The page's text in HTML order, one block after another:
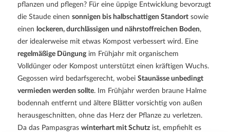
pflanzen und pflegen? Für eine üppige Entwicklung bevorzugt
die Staude einen sonnigen bis halbschattigen Standort sowie
einen lockeren, durchlässigen und nährstoffreichen Boden,
der idealerweise mit etwas Kompost verbessert wird. Eine
regelmäßige Düngungim Frühjahr mit organischem
Volldünger oder Kompost unterstützt einen kräftigen Wuchs.
Gegossen wird bedarfsgerecht, wobei Staunässe unbedingt
vermieden werden sollte. Im Frühjahr werden braune Halme
bodennah entfernt und ältere Blätter vorsichtig von außen
herausgeschnitten, ohne das Herz der Pflanze zu verletzen.
Da das Pampasgras winterhart mit Schutz ist, empfiehlt es